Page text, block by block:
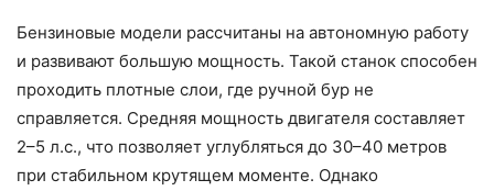
Бензиновые модели рассчитаны на автономную работу
и развивают большую мощность. Такой станок способен
проходить плотные слои, где ручной бур не
справляется. Средняя мощность двигателя составляет
2–5 л.с., что позволяет углубляться до 30–40 метров
при стабильном крутящем моменте. Однако